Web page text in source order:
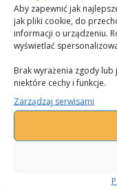
Aby zapewnić jak
jak pliki cookie, do
informacji o urządzeniu.
wyświetlać
Brak wyrażenia zgody lub
niektóre cechy i funkcje.
Zarządzaj serwisami